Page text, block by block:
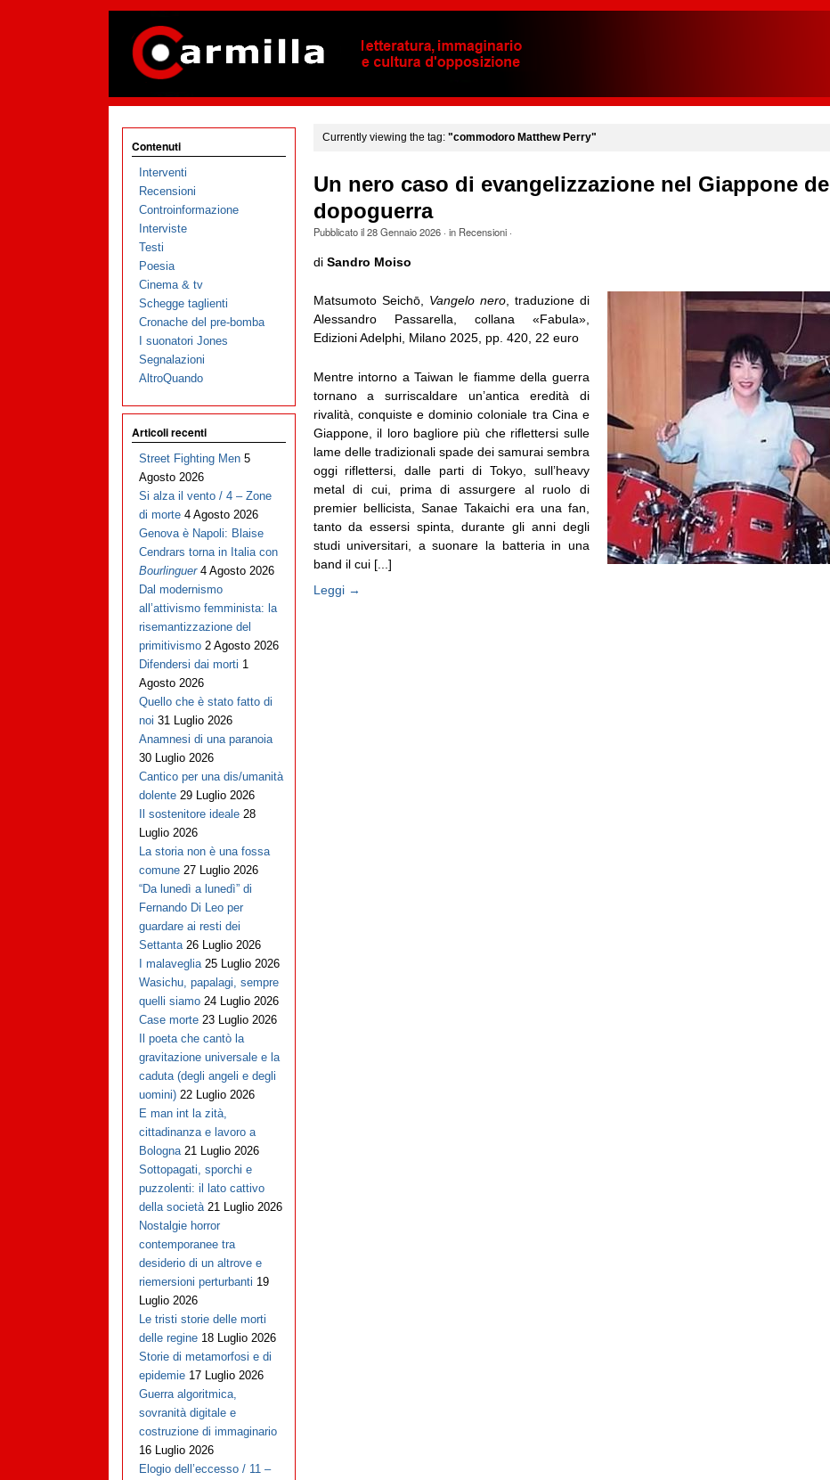
Currently viewing the tag: "commodoro Matthew Perry"
Un nero caso di evangelizzazione nel Giappone del
dopoguerra
Pubblicato il28 Gennaio 2026· in Recensioni·
di Sandro Moiso
Matsumoto Seichō, Vangelo nero, traduzione di
Alessandro Passarella, collana «Fabula»,
Edizioni Adelphi, Milano 2025, pp. 420, 22 euro
Mentre intorno a Taiwan le fiamme della guerra
tornano a surriscaldare un’antica eredità di
rivalità, conquiste e dominio coloniale tra Cina e
Giappone, il loro bagliore più che riflettersi sulle
lame delle tradizionali spade dei samurai sembra
oggi riflettersi, dalle parti di Tokyo, sull’heavy
metal di cui, prima di assurgere al ruolo di
premier bellicista, Sanae Takaichi era una fan,
tanto da essersi spinta, durante gli anni degli
studi universitari, a suonare la batteria in una
band il cui [...]
Leggi →
Contenuti
Interventi
Recensioni
Controinformazione
Interviste
Testi
Poesia
Cinema & tv
Schegge taglienti
Cronache del pre-bomba
I suonatori Jones
Segnalazioni
AltroQuando
Articoli recenti
Street Fighting Men 5
Agosto 2026
Si alza il vento / 4 – Zone
di morte 4 Agosto 2026
Genova è Napoli: Blaise
Cendrars torna in Italia con
Bourlinguer 4 Agosto 2026
Dal modernismo
all’attivismo femminista: la
risemantizzazione del
primitivismo 2 Agosto 2026
Difendersi dai morti 1
Agosto 2026
Quello che è stato fatto di
noi 31 Luglio 2026
Anamnesi di una paranoia
30 Luglio 2026
Cantico per una dis/umanità
dolente 29 Luglio 2026
Il sostenitore ideale 28
Luglio 2026
La storia non è una fossa
comune 27 Luglio 2026
“Da lunedì a lunedì” di
Fernando Di Leo per
guardare ai resti dei
Settanta 26 Luglio 2026
I malaveglia 25 Luglio 2026
Wasichu, papalagi, sempre
quelli siamo 24 Luglio 2026
Case morte 23 Luglio 2026
Il poeta che cantò la
gravitazione universale e la
caduta (degli angeli e degli
uomini) 22 Luglio 2026
E man int la zità,
cittadinanza e lavoro a
Bologna 21 Luglio 2026
Sottopagati, sporchi e
puzzolenti: il lato cattivo
della società 21 Luglio 2026
Nostalgie horror
contemporanee tra
desiderio di un altrove e
riemersioni perturbanti 19
Luglio 2026
Le tristi storie delle morti
delle regine 18 Luglio 2026
Storie di metamorfosi e di
epidemie 17 Luglio 2026
Guerra algoritmica,
sovranità digitale e
costruzione di immaginario
16 Luglio 2026
Elogio dell’eccesso / 11 –